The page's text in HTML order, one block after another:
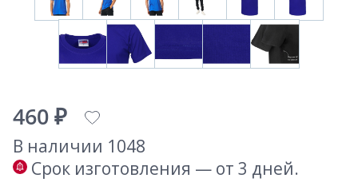
460 ₽
В наличии 1048
Срок изготовления — от 3 дней.